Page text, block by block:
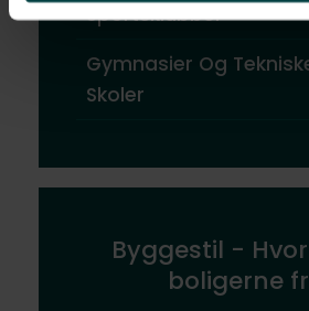
Sportsklubber
Gymnasier Og
Skoler
Byggestil -
boligerne